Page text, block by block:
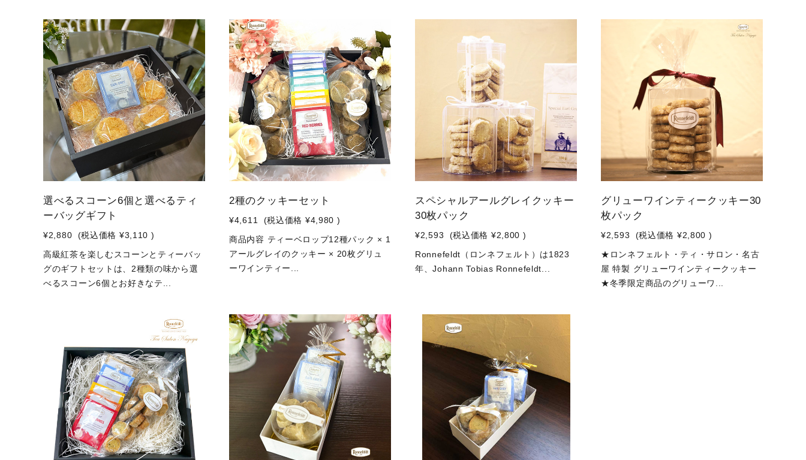
選べるスコーン6個と選べるティ
ーバッグギフト
¥2,880 (税込価格 ¥3,110 )
高級紅茶を楽しむスコーンとティーバッ
グのギフトセットは、2種類の味から選
べるスコーン6個とお好きなテ...
2種のクッキーセット
¥4,611 (税込価格 ¥4,980 )
商品内容 ティーベロップ12種パック × 1
アールグレイのクッキー × 20枚グリュ
ーワインティー...
スペシャルアールグレイクッキー
30枚パック
¥2,593 (税込価格 ¥2,800 )
Ronnefeldt（ロンネフェルト）は1823
年、Johann Tobias Ronnefeldt...
グリューワインティークッキー30
枚パック
¥2,593 (税込価格 ¥2,800 )
★ロンネフェルト・ティ・サロン・名古
屋 特製 グリューワインティークッキー
★冬季限定商品のグリューワ...